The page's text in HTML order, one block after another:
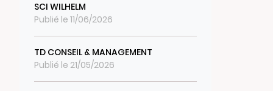
SCI WILHELM
Publié le 11/06/2026
TD CONSEIL & MANAGEMENT
Publié le 21/05/2026